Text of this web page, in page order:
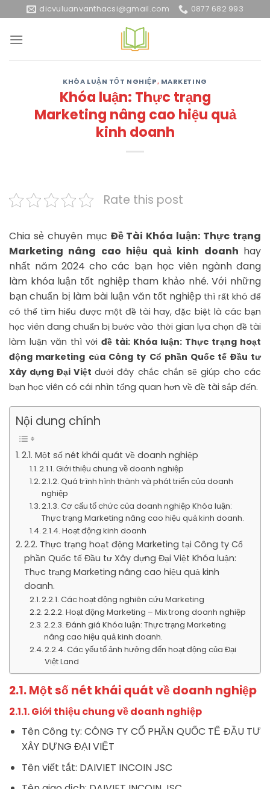
to
content
dicvuluanvanthacsi@gmail.com 0877 682 993
KHÓA LUẬN TỐT NGHIỆP, MARKETING
Khóa luận: Thực trạng
Marketing nâng cao hiệu quả
kinh doanh
Rate this post
Chia sẻ chuyên mục Đề Tài Khóa luận: Thực trạng
Marketing nâng cao hiệu quả kinh doanh hay
nhất năm 2024 cho các bạn học viên ngành đang
làm khóa luận tốt nghiệp tham khảo nhé. Với những
bạn chuẩn bị làm bài luận văn tốt nghiệp thì rất khó để
có thể tìm hiểu được một đề tài hay, đặc biệt là các bạn
học viên đang chuẩn bị bước vào thời gian lựa chọn đề tài
làm luận văn thì với đề tài: Khóa luận: Thực trạng hoạt
động marketing của Công ty Cổ phần Quốc tế Đầu tư
Xây dựng Đại Việt dưới đây chắc chắn sẽ giúp cho các
bạn học viên có cái nhìn tổng quan hơn về đề tài sắp đến.
Nội dung chính
2.1. Một số nét khái quát về doanh nghiệp
2.1.1. Giới thiệu chung về doanh nghiệp
2.1.2. Quá trình hình thành và phát triển của doanh
nghiệp
2.1.3. Cơ cấu tổ chức của doanh nghiệp Khóa luận:
Thực trạng Marketing nâng cao hiệu quả kinh doanh.
2.1.4. Hoạt động kinh doanh
2.2. Thực trạng hoạt động Marketing tại Công ty Cổ
phần Quốc tế Đầu tư Xây dựng Đại Việt Khóa luận:
Thực trạng Marketing nâng cao hiệu quả kinh
doanh.
2.2.1. Các hoạt động nghiên cứu Marketing
2.2.2. Hoạt động Marketing – Mix trong doanh nghiệp
2.2.3. Đánh giá Khóa luận: Thực trạng Marketing
nâng cao hiệu quả kinh doanh.
2.2.4. Các yếu tố ảnh hưởng đến hoạt động của Đại
Việt Land
2.1. Một số nét khái quát về doanh nghiệp
2.1.1. Giới thiệu chung về doanh nghiệp
Tên Công ty: CÔNG TY CỔ PHẦN QUỐC TẾ ĐẦU TƯ
XÂY DỰNG ĐẠI VIỆT
Tên viết tắt: DAIVIET INCOIN JSC